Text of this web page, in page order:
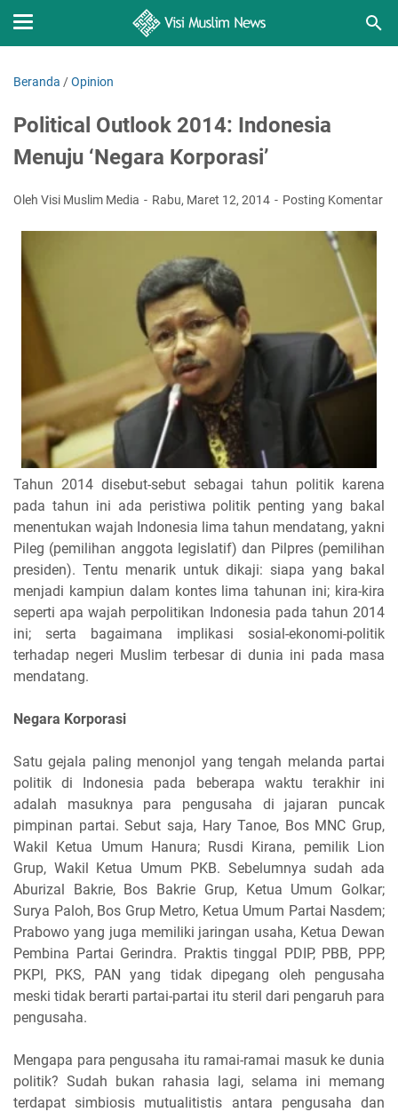
Beranda /Opinion
Political Outlook 2014: Indonesia
Menuju ‘Negara Korporasi’
Oleh Visi Muslim Media Rabu, Maret 12, 2014 Posting Komentar
Tahun 2014 disebut-sebut sebagai tahun politik karena
pada tahun ini ada peristiwa politik penting yang bakal
menentukan wajah Indonesia lima tahun mendatang, yakni
Pileg (pemilihan anggota legislatif) dan Pilpres (pemilihan
presiden). Tentu menarik untuk dikaji: siapa yang bakal
menjadi kampiun dalam kontes lima tahunan ini; kira-kira
seperti apa wajah perpolitikan Indonesia pada tahun 2014
ini; serta bagaimana implikasi sosial-ekonomi-politik
terhadap negeri Muslim terbesar di dunia ini pada masa
mendatang.
Negara Korporasi
Satu gejala paling menonjol yang tengah melanda partai
politik di Indonesia pada beberapa waktu terakhir ini
adalah masuknya para pengusaha di jajaran puncak
pimpinan partai. Sebut saja, Hary Tanoe, Bos MNC Grup,
Wakil Ketua Umum Hanura; Rusdi Kirana, pemilik Lion
Grup, Wakil Ketua Umum PKB. Sebelumnya sudah ada
Aburizal Bakrie, Bos Bakrie Grup, Ketua Umum Golkar;
Surya Paloh, Bos Grup Metro, Ketua Umum Partai Nasdem;
Prabowo yang juga memiliki jaringan usaha, Ketua Dewan
Pembina Partai Gerindra. Praktis tinggal PDIP, PBB, PPP,
PKPI, PKS, PAN yang tidak dipegang oleh pengusaha
meski tidak berarti partai-partai itu steril dari pengaruh para
pengusaha.
Mengapa para pengusaha itu ramai-ramai masuk ke dunia
politik? Sudah bukan rahasia lagi, selama ini memang
terdapat simbiosis mutualitistis antara pengusaha dan